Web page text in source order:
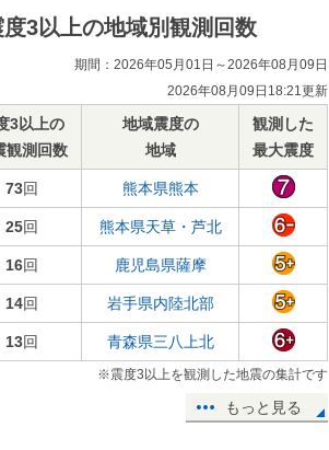
度3以上の地域別観測回数
期間：2026年05月01日～2026年08月09日
2026年08月09日18:21更新
3以上の
観測回数
地域震度の
地域
観測した
最大震度
73回 熊本県熊本
25回 熊本県天草・芦北
16回 鹿児島県薩摩
14回 岩手県内陸北部
13回 青森県三八上北
※震度3以上を観測した地震の集計です
もっと見る